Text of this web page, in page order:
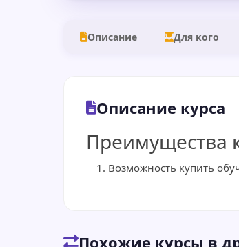
Описание Для кого
Описание курса
Преимущества
Возможность купить
Похожие курсы в